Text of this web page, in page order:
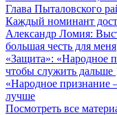
Глава Пыталовского
Каждый номинант
Александр Ломия:
большая честь для меня
«Защита»: «Народное
чтобы служить дальше
«Народное признание
лучше
Посмотреть все